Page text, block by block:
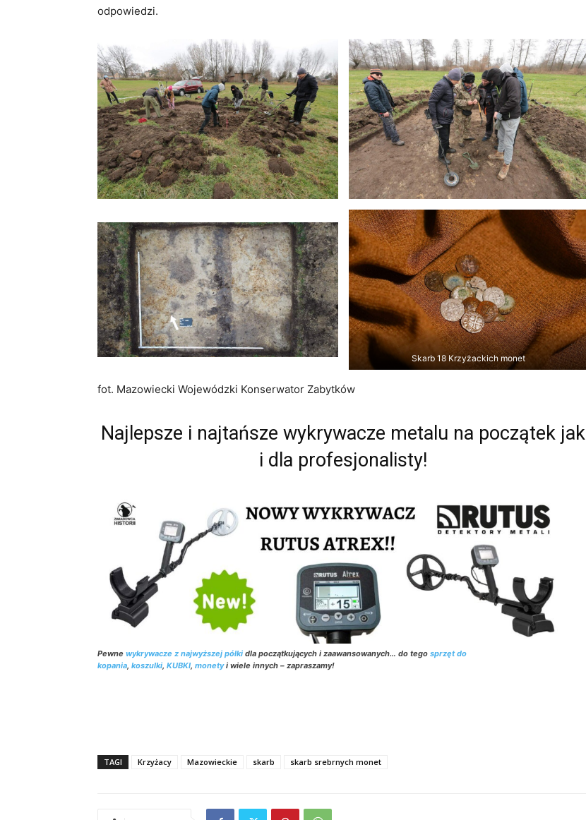
odpowiedzi.
Skarb 18 Krzyżackich monet
fot. Mazowiecki Wojewódzki Konserwator Zabytków
Najlepsze i najtańsze wykrywacze metalu na początek jak
i dla profesjonalisty!
Pewne wykrywacze z najwyższej półki dla początkujących i zaawansowanych… do tego sprzęt do
kopania koszulki KUBKI monetyi wiele innych – zapraszamy!
TAGI Krzyżacy Mazowieckie skarb skarb srebrnych monet